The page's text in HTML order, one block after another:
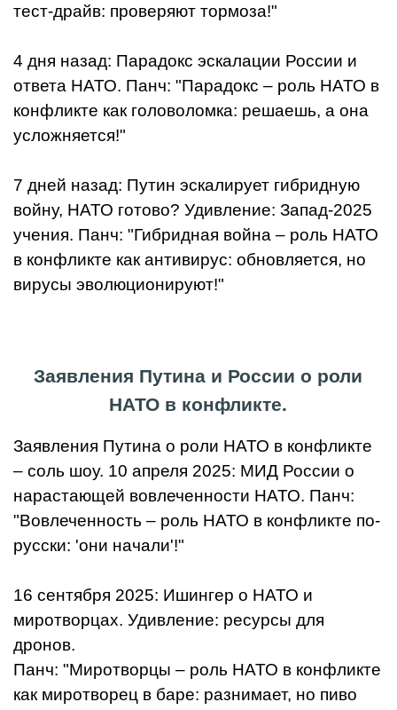
тест-драйв: проверяют тормоза!"
4 дня назад: Парадокс эскалации России и
ответа НАТО. Панч: "Парадокс – роль НАТО в
конфликте как головоломка: решаешь, а она
усложняется!"
7 дней назад: Путин эскалирует гибридную
войну, НАТО готово? Удивление: Запад-2025
учения. Панч: "Гибридная война – роль НАТО
в конфликте как антивирус: обновляется, но
вирусы эволюционируют!"
Заявления Путина и России о роли
НАТО в конфликте.
Заявления Путина о роли НАТО в конфликте
– соль шоу. 10 апреля 2025: МИД России о
нарастающей вовлеченности НАТО. Панч:
"Вовлеченность – роль НАТО в конфликте по-
русски: 'они начали'!"
16 сентября 2025: Ишингер о НАТО и
миротворцах. Удивление: ресурсы для
дронов.
Панч: "Миротворцы – роль НАТО в конфликте
как миротворец в баре: разнимает, но пиво